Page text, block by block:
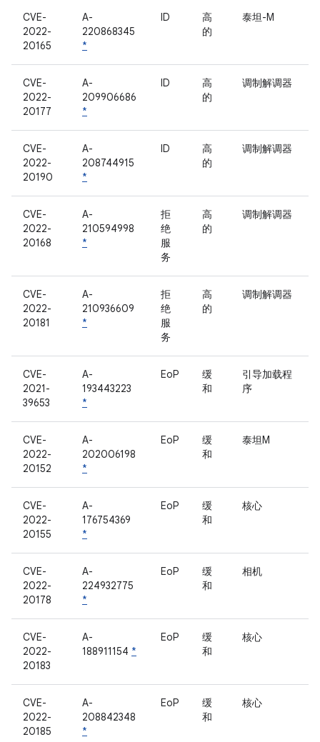
CVE-
2022-
20165
A-
220868345
*
ID
高
的
泰坦-M
CVE-
2022-
20177
A-
209906686
*
ID
高
的
调制解调器
CVE-
2022-
20190
A-
208744915
*
ID
高
的
调制解调器
CVE-
2022-
20168
A-
210594998
*
拒
绝
服
务
高
的
调制解调器
CVE-
2022-
20181
A-
210936609
*
拒
绝
服
务
高
的
调制解调器
CVE-
2021-
39653
A-
193443223
*
EoP
缓
和
引导加载程
序
CVE-
2022-
20152
A-
202006198
*
EoP
缓
和
泰坦M
CVE-
2022-
20155
A-
176754369
*
EoP
缓
和
核心
CVE-
2022-
20178
A-
224932775
*
EoP
缓
和
相机
CVE-
2022-
20183
A-
188911154 *
EoP
缓
和
核心
CVE-
2022-
20185
A-
208842348
*
EoP
缓
和
核心